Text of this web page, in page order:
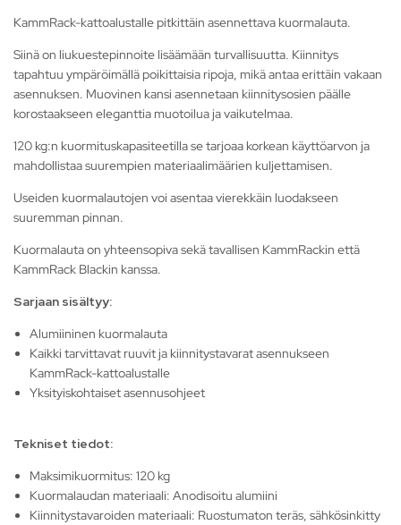
KammRack-kattoalustalle pitkittäin asennettava kuormalauta.
Siinä on liukuestepinnoite lisäämään turvallisuutta. Kiinnitys
tapahtuu ympäröimällä poikittaisia ripoja, mikä antaa erittäin vakaan
asennuksen. Muovinen kansi asennetaan kiinnitysosien päälle
korostaakseen eleganttia muotoilua ja vaikutelmaa.
120 kg:n kuormituskapasiteetilla se tarjoaa korkean käyttöarvon ja
mahdollistaa suurempien materiaalimäärien kuljettamisen.
Useiden kuormalautojen voi asentaa vierekkäin luodakseen
suuremman pinnan.
Kuormalauta on yhteensopiva sekä tavallisen KammRackin että
KammRack Blackin kanssa.
Sarjaan sisältyy:
Alumiininen kuormalauta
Kaikki tarvittavat ruuvit ja kiinnitystavarat asennukseen
KammRack-kattoalustalle
Yksityiskohtaiset asennusohjeet
Tekniset tiedot:
Maksimikuormitus: 120 kg
Kuormalaudan materiaali: Anodisoitu alumiini
Kiinnitystavaroiden materiaali: Ruostumaton teräs, sähkösinkitty